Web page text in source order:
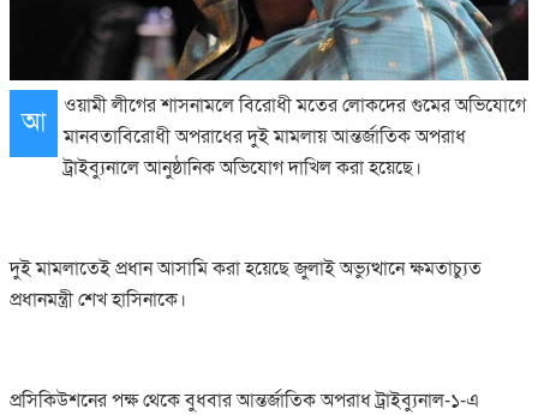
আ
ওয়ামী লীগের শাসনামলে বিরোধী মতের লোকদের গুমের অভিযোগে
মানবতাবিরোধী অপরাধের দুই মামলায় আন্তর্জাতিক অপরাধ
ট্রাইব্যুনালে আনুষ্ঠানিক অভিযোগ দাখিল করা হয়েছে।
দুই মামলাতেই প্রধান আসামি করা হয়েছে জুলাই অভ্যুত্থানে ক্ষমতাচ্যুত
প্রধানমন্ত্রী শেখ হাসিনাকে।
প্রসিকিউশনের পক্ষ থেকে বুধবার আন্তর্জাতিক অপরাধ ট্রাইব্যুনাল-১-এ